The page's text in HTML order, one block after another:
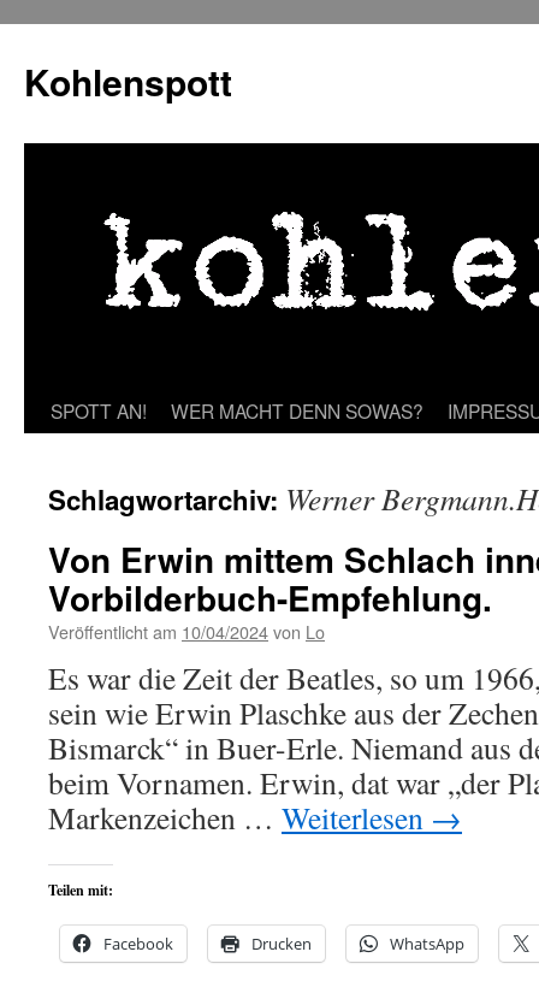
springen
Kohlenspott
SPOTT AN! WER MACHT DENN SOWAS?
Schlagwortarchiv: Werner
Von Erwin mittem Schlach
Vorbilderbuch-Empfehlung.
Veröffentlicht am 10/04/2024von Lo
Es war die Zeit der Beatles, so um
sein wie Erwin Plaschke aus der
Bismarck“ in Buer-Erle. Niemand aus
beim Vornamen. Erwin, dat war „der
Markenzeichen … Weiterlesen →
Teilen mit:
Facebook Drucken WhatsApp